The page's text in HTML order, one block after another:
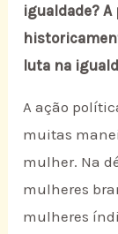
igualdade?
luta na
A ação
muitas
mulher. Na
mulheres
mulheres